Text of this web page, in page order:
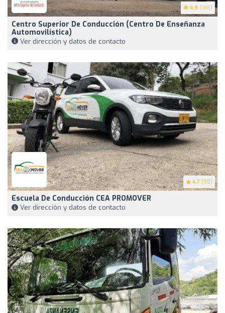
4.9 (186)
Centro Superior De Conducción (Centro De Enseñanza
Automovilística)
Ver dirección y datos de contacto
4.7 (98)
Escuela De Conducción CEA PROMOVER
Ver dirección y datos de contacto